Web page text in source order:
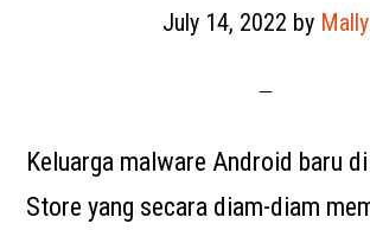
July 14, 2022 by Mally
Keluarga malware Android baru
Store yang secara diam-diam